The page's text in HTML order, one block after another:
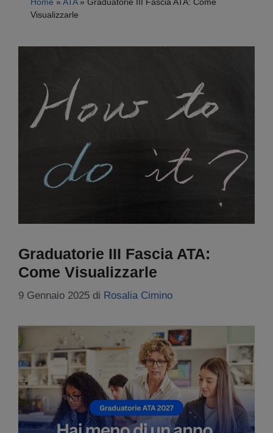
Visualizzarle
Graduatorie III Fascia ATA:
Come Visualizzarle
9 Gennaio 2025 di Rosalia Cimino